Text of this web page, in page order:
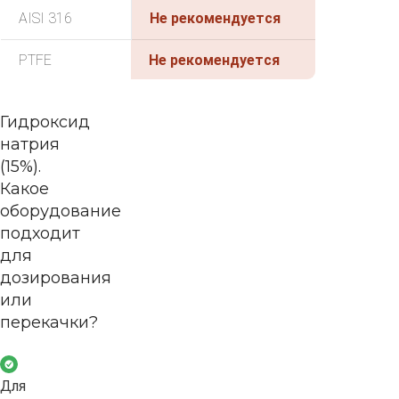
AISI 316 Не рекомендуется
PTFE Не рекомендуется
Гидроксид
натрия
(15%).
Какое
оборудование
подходит
для
дозирования
или
перекачки?
Для